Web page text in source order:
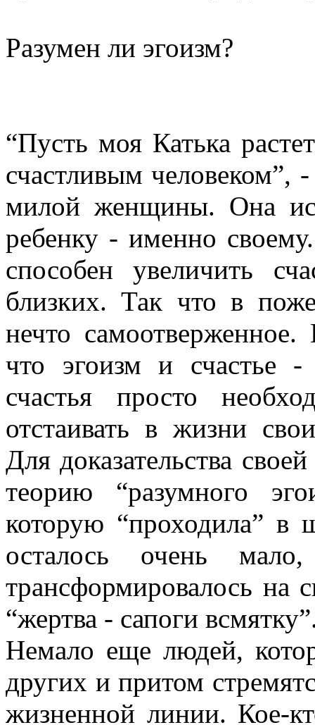
Разумен ли эгоизм?
“Пусть моя Катька
счастливым
милой женщины. Она
ребенку - именно
способен увеличить
близких. Так что в
нечто
что эгоизм и счастье
счастья просто
отстаивать в жизни
Для доказательства
теорию “разумного
которую “проходила” в
осталось очень
трансформировалось на
“жертва - сапоги
Немало еще людей,
других и притом
жизненной линии. Кое-